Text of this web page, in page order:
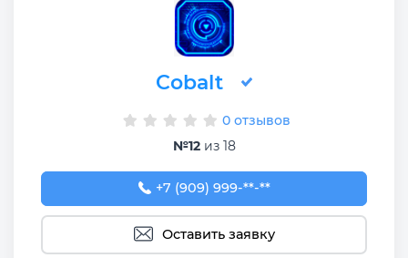
Cobalt
0 отзывов
№12из 18
+7 (909) 999-34-81
+7 (909) 999-**-**
Оставить заявку